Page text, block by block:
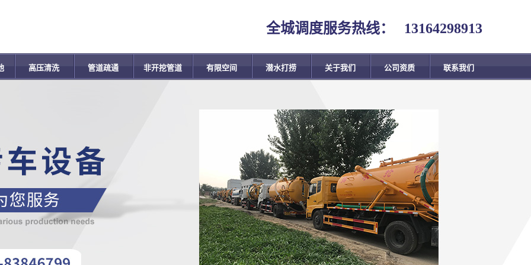
全城调度服务热线： 13164298913
高压清洗 管道疏通 非开挖管道 有限空间 潜水打捞 关于我们 公司资质 联系我们